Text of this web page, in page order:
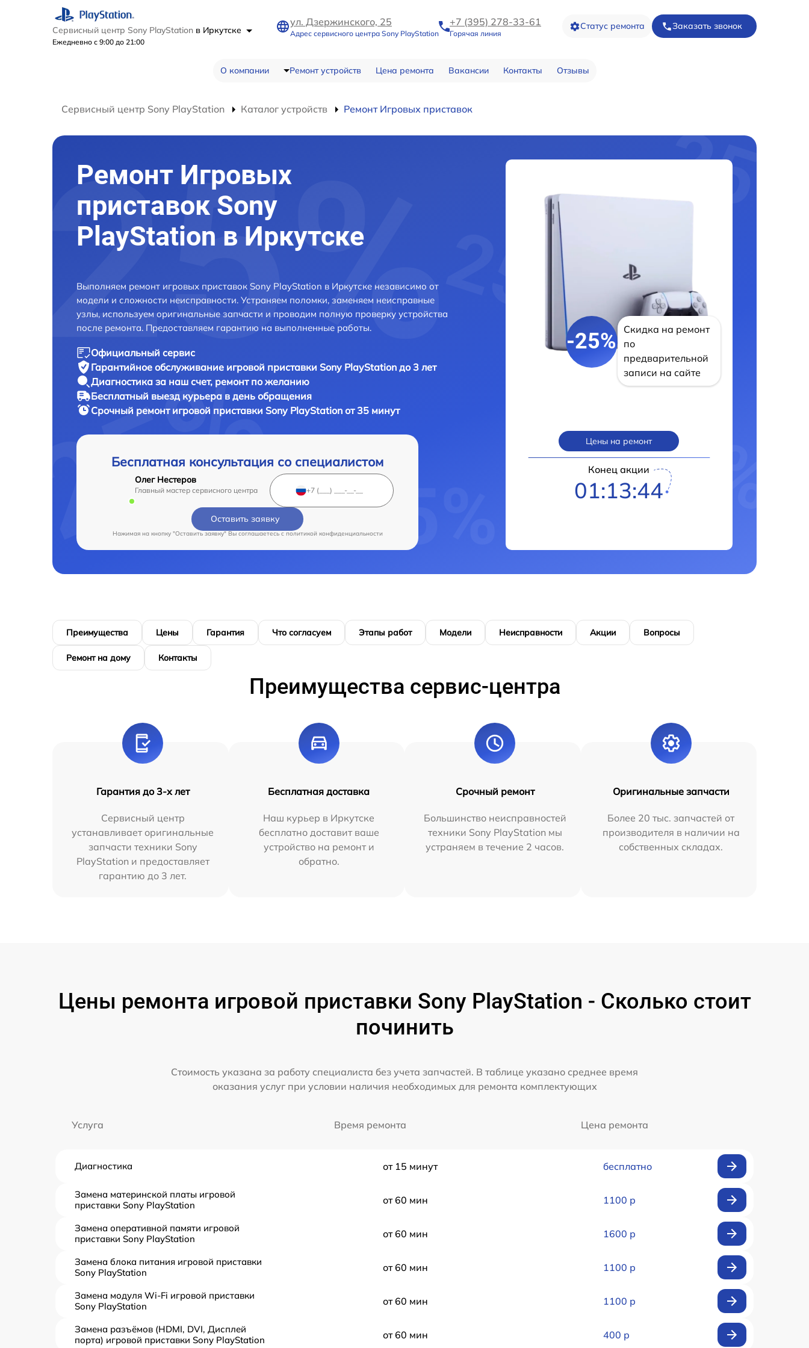
Сервисный центр Sony PlayStation в Иркутске
Ежедневно с 9:00 до 21:00
ул. Дзержинского, 25
Адрес сервисного центра Sony PlayStation
+7 (395) 278-33-61
Горячая линия
Статус ремонта Заказать звонок
О компании Ремонт устройств Цена ремонта Вакансии Контакты Отзывы
Сервисный центр Sony PlayStation Каталог устройств Ремонт Игровых приставок
Ремонт Игровых
приставок Sony
PlayStation в Иркутске
Выполняем ремонт игровых приставок Sony PlayStation в Иркутске независимо от
модели и сложности неисправности. Устраняем поломки, заменяем неисправные
узлы, используем оригинальные запчасти и проводим полную проверку устройства
после ремонта. Предоставляем гарантию на выполненные работы.
Официальный сервис
Гарантийное обслуживание игровой приставки Sony PlayStation до 3 лет
Диагностика за наш счет, ремонт по желанию
Бесплатный выезд курьера в день обращения
Срочный ремонт игровой приставки Sony PlayStation от 35 минут
Бесплатная консультация со специалистом
Олег Нестеров
Главный мастер сервисного центра
Оставить заявку
Нажимая на кнопку "Оставить заявку" Вы соглашаетесь cполитикой конфиденциальности
-25%
Скидка на ремонт
по
предварительной
записи на сайте
Цены на ремонт
Конец акции
01:13:43
Преимущества Цены Гарантия Что согласуем Этапы работ Модели Неисправности Акции Вопросы
Ремонт на дому Контакты
Преимущества сервис-центра
Гарантия до 3-х лет
Сервисный центр
устанавливает оригинальные
запчасти техники Sony
PlayStation и предоставляет
гарантию до 3 лет.
Бесплатная доставка
Наш курьер в Иркутске
бесплатно доставит ваше
устройство на ремонт и
обратно.
Срочный ремонт
Большинство неисправностей
техники Sony PlayStation мы
устраняем в течение 2 часов.
Оригинальные запчасти
Более 20 тыс. запчастей от
производителя в наличии на
собственных складах.
Цены ремонта игровой приставки Sony PlayStation - Сколько стоит
починить
Стоимость указана за работу специалиста без учета запчастей. В таблице указано среднее время
оказания услуг при условии наличия необходимых для ремонта комплектующих
Услуга Время ремонта Цена ремонта
Диагностика от 15 минут бесплатно
Замена материнской платы игровой
приставки Sony PlayStation
от 60 мин 1100 р
Замена оперативной памяти игровой
приставки Sony PlayStation
от 60 мин 1600 р
Замена блока питания игровой приставки
Sony PlayStation
от 60 мин 1100 р
Замена модуля Wi-Fi игровой приставки
Sony PlayStation
от 60 мин 1100 р
Замена разъёмов (HDMI, DVI, Дисплей
порта) игровой приставки Sony PlayStation
от 60 мин 400 р